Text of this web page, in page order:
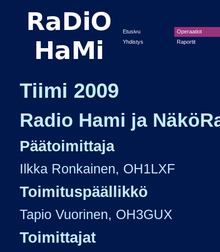
Etusivu
Yhdistys
Operaatiot
Raportit
Tiimi 2009
Radio Hami ja
Päätoimittaja
Ilkka Ronkainen, OH1LXF
Toimituspäällikkö
Tapio Vuorinen, OH3GUX
Toimittajat